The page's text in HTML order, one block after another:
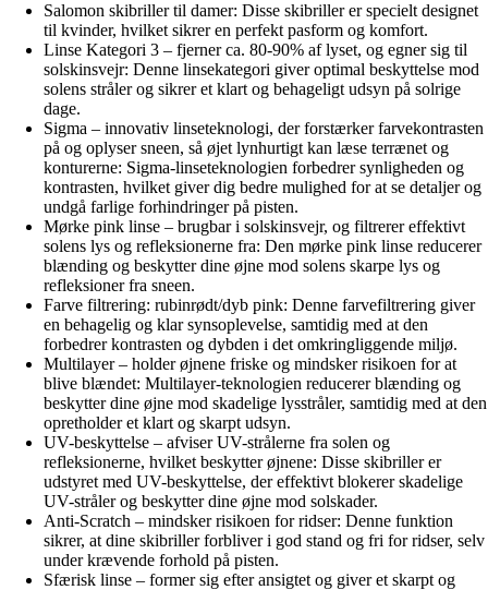
Salomon skibriller til damer: Disse skibriller er specielt designet
til kvinder, hvilket sikrer en perfekt pasform og komfort.
Linse Kategori 3 – fjerner ca. 80-90% af lyset, og egner sig til
solskinsvejr: Denne linsekategori giver optimal beskyttelse mod
solens stråler og sikrer et klart og behageligt udsyn på solrige
dage.
Sigma – innovativ linseteknologi, der forstærker farvekontrasten
på og oplyser sneen, så øjet lynhurtigt kan læse terrænet og
konturerne: Sigma-linseteknologien forbedrer synligheden og
kontrasten, hvilket giver dig bedre mulighed for at se detaljer og
undgå farlige forhindringer på pisten.
Mørke pink linse – brugbar i solskinsvejr, og filtrerer effektivt
solens lys og refleksionerne fra: Den mørke pink linse reducerer
blænding og beskytter dine øjne mod solens skarpe lys og
refleksioner fra sneen.
Farve filtrering: rubinrødt/dyb pink: Denne farvefiltrering giver
en behagelig og klar synsoplevelse, samtidig med at den
forbedrer kontrasten og dybden i det omkringliggende miljø.
Multilayer – holder øjnene friske og mindsker risikoen for at
blive blændet: Multilayer-teknologien reducerer blænding og
beskytter dine øjne mod skadelige lysstråler, samtidig med at den
opretholder et klart og skarpt udsyn.
UV-beskyttelse – afviser UV-strålerne fra solen og
refleksionerne, hvilket beskytter øjnene: Disse skibriller er
udstyret med UV-beskyttelse, der effektivt blokerer skadelige
UV-stråler og beskytter dine øjne mod solskader.
Anti-Scratch – mindsker risikoen for ridser: Denne funktion
sikrer, at dine skibriller forbliver i god stand og fri for ridser, selv
under krævende forhold på pisten.
Sfærisk linse – former sig efter ansigtet og giver et skarpt og